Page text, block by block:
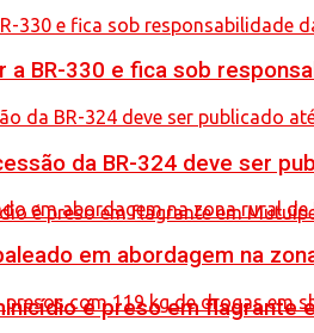
é preso em flagrante
BR-330 e fica sob
da BR-324 deve ser
em abordagem na